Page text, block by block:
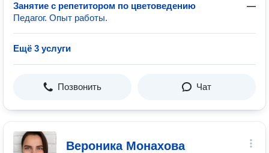
Занятие с репетитором по цветоведению
—
Педагог. Опыт работы.
Ещё 3 услуги
Позвонить Чат
Вероника Монахова